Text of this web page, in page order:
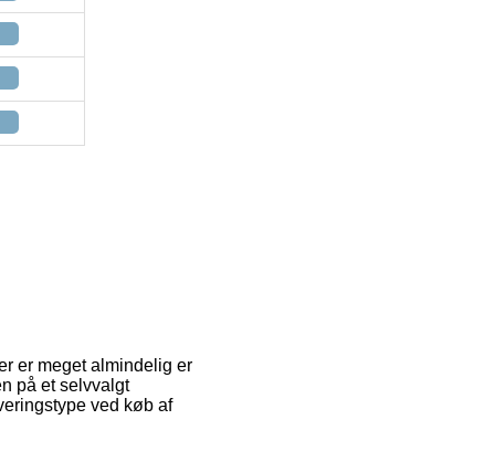
er meget almindelig er
på et selvvalgt
ved køb af